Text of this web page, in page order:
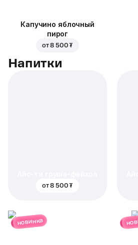
Капучино яблочный
пирог
от8 500 ₮
Напитки
от8 500 ₮
новинка